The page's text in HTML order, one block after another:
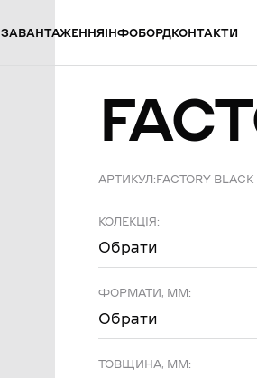
ЗАВАНТАЖЕННЯІНФОБОРДКОНТАКТИ
АРТИКУЛ:FACTORY BLACK
КОЛЕКЦІЯ:
Обрати
ФОРМАТИ, ММ:
Обрати
ТОВЩИНА, ММ: